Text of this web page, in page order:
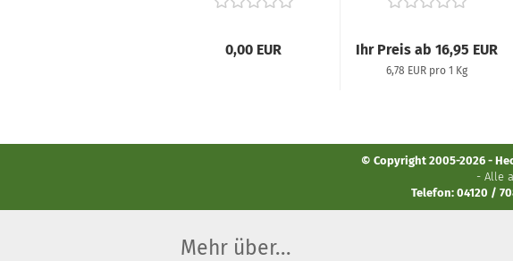
0,00 EUR Ihr Preis ab 16,95 EUR
6,78 EUR pro 1 Kg
© Copyright 2005-2026 -
- Alle
Telefon: 04120 /
Mehr über...